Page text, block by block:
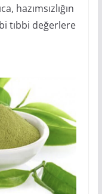
hazımsızlığın
tıbbi değerlere